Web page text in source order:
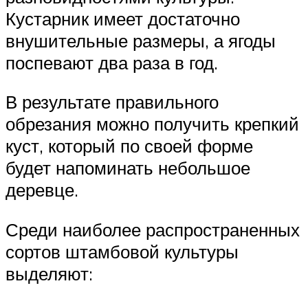
Кустарник имеет достаточно
внушительные размеры, а ягоды
поспевают два раза в год.
В результате правильного
обрезания можно получить крепкий
куст, который по своей форме
будет напоминать небольшое
деревце.
Среди наиболее распространенных
сортов штамбовой культуры
выделяют: